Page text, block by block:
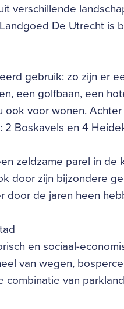
verschillende
De Utrecht is
gebruik: zo zijn er
een golfbaan, een
ook voor wonen.
2 Boskavels en 4
zeldzame parel in de
door zijn bijzondere
door de jaren heen
en sociaal-
van wegen,
combinatie van